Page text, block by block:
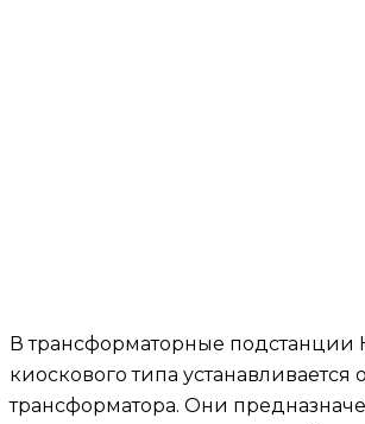
В трансформаторные подстанции
киоскового типа
трансформатора. Они